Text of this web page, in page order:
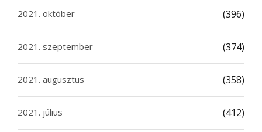
2021. október (396)
2021. szeptember (374)
2021. augusztus (358)
2021. július (412)